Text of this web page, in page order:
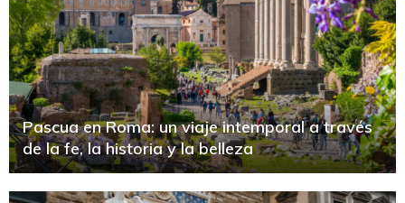
Pascua en Roma: un viaje intemporal a través
de la fe, la historia y la belleza